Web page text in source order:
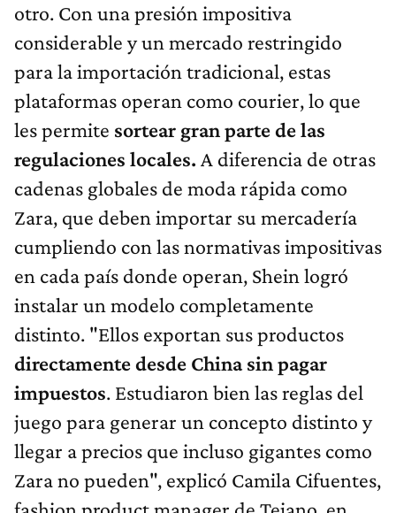
otro. Con una presión impositiva
considerable y un mercado restringido
para la importación tradicional, estas
plataformas operan como courier, lo que
les permite sortear gran parte de las
regulaciones locales. A diferencia de otras
cadenas globales de moda rápida como
Zara, que deben importar su mercadería
cumpliendo con las normativas impositivas
en cada país donde operan, Shein logró
instalar un modelo completamente
distinto. "Ellos exportan sus productos
directamente desde China sin pagar
impuestos. Estudiaron bien las reglas del
juego para generar un concepto distinto y
llegar a precios que incluso gigantes como
Zara no pueden", explicó Camila Cifuentes,